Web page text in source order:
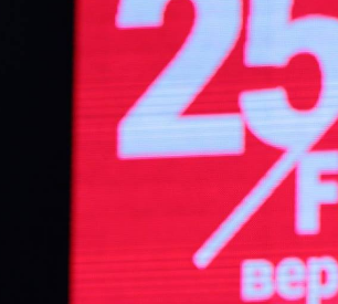
Альбоми
Письменники
Події